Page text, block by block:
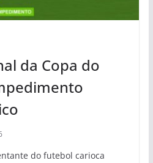
da Copa do
do futebol carioca